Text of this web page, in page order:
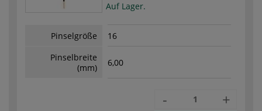
Auf Lager.
Pinselgröße
16
Pinselbreite
(mm)
6,00
- +